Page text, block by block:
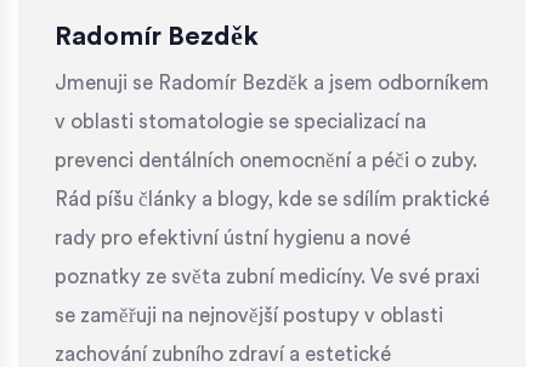
Radomír Bezděk
Jmenuji se Radomír Bezděk a jsem odborníkem
v oblasti stomatologie se specializací na
prevenci dentálních onemocnění a péči o zuby.
Rád píšu články a blogy, kde se sdílím praktické
rady pro efektivní ústní hygienu a nové
poznatky ze světa zubní medicíny. Ve své praxi
se zaměřuji na nejnovější postupy v oblasti
zachování zubního zdraví a estetické